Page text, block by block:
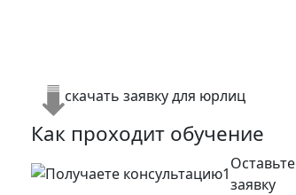
скачать заявку для юрлиц
Как проходит обучение
1
Оставьте
заявку